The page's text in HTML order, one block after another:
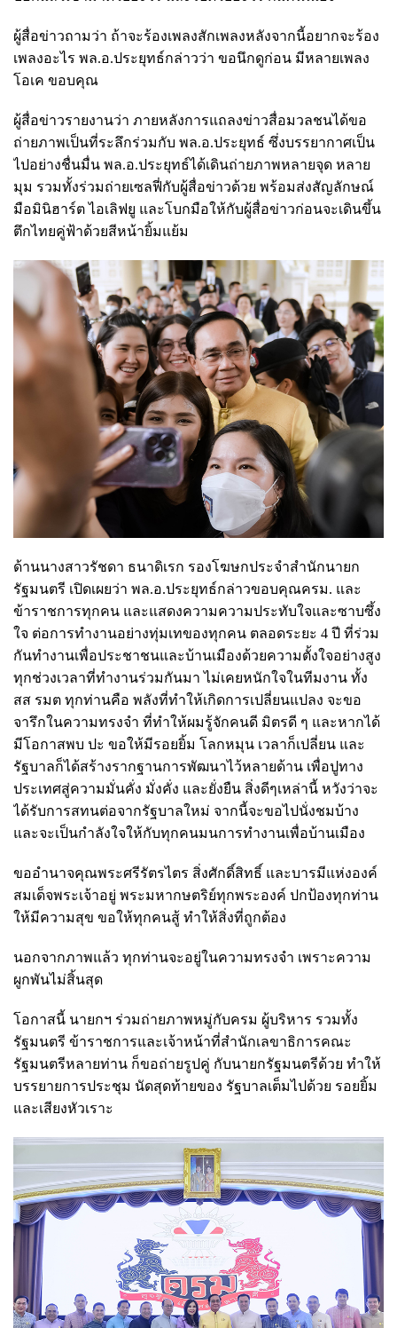
ผู้สื่อข่าวถามว่า ถ้าจะร้องเพลงสักเพลงหลังจากนี้อยากจะร้อง
เพลงอะไร พล.อ.ประยุทธ์กล่าวว่า ขอนึกดูก่อน มีหลายเพลง
โอเค ขอบคุณ
ผู้สื่อข่าวรายงานว่า ภายหลังการแถลงข่าวสื่อมวลชนได้ขอ
ถ่ายภาพเป็นที่ระลึกร่วมกับ พล.อ.ประยุทธ์ ซึ่งบรรยากาศเป็น
ไปอย่างชื่นมื่น พล.อ.ประยุทธ์ได้เดินถ่ายภาพหลายจุด หลาย
มุม รวมทั้งร่วมถ่ายเซลฟี่กับผู้สื่อข่าวด้วย พร้อมส่งสัญลักษณ์
มือมินิฮาร์ต ไอเลิฟยู และโบกมือให้กับผู้สื่อข่าวก่อนจะเดินขึ้น
ตึกไทยคู่ฟ้าด้วยสีหน้ายิ้มแย้ม
ด้านนางสาวรัชดา ธนาดิเรก รองโฆษกประจำสำนักนายก
รัฐมนตรี เปิดเผยว่า พล.อ.ประยุทธ์กล่าวขอบคุณครม. และ
ข้าราชการทุกคน และแสดงความความประทับใจและซาบซึ้ง
ใจ ต่อการทำงานอย่างทุ่มเทของทุกคน ตลอดระยะ 4 ปี ที่ร่วม
กันทำงานเพื่อประชาชนและบ้านเมืองด้วยความตั้งใจอย่างสูง
ทุกช่วงเวลาที่ทำงานร่วมกันมา ไม่เคยหนักใจในทีมงาน ทั้ง
สส รมต ทุกท่านคือ พลังที่ทำให้เกิดการเปลี่ยนแปลง จะขอ
จารึกในความทรงจำ ที่ทำให้ผมรู้จักคนดี มิตรดี ๆ และหากได้
มีโอกาสพบ ปะ ขอให้มีรอยยิ้ม โลกหมุน เวลาก็เปลี่ยน และ
รัฐบาลก็ได้สร้างรากฐานการพัฒนาไว้หลายด้าน เพื่อปูทาง
ประเทศสู่ความมั่นคั่ง มั่งคั่ง และยั่งยืน สิ่งดีๆเหล่านี้ หวังว่าจะ
ได้รับการสทนต่อจากรัฐบาลใหม่ จากนี้จะขอไปนั่งชมบ้าง
และจะเป็นกำลังใจให้กับทุกคนมนการทำงานเพื่อบ้านเมือง
ขออำนาจคุณพระศรีรัตรไตร สิ่งศักดิ์สิทธิ์ และบารมีแห่งองค์
สมเด็จพระเจ้าอยู่ พระมหากษตริย์ทุกพระองค์ ปกป้องทุกท่าน
ให้มีความสุข ขอให้ทุกคนสู้ ทำให้สิ่งที่ถูกต้อง
นอกจากภาพแล้ว ทุกท่านจะอยู่ในความทรงจำ เพราะความ
ผูกพันไม่สิ้นสุด
โอกาสนี้ นายกฯ ร่วมถ่ายภาพหมู่กับครม ผู้บริหาร รวมทั้ง
รัฐมนตรี ข้าราชการและเจ้าหน้าที่สำนักเลขาธิการคณะ
รัฐมนตรีหลายท่าน ก็ขอถ่ายรูปคู่ กับนายกรัฐมนตรีด้วย ทำให้
บรรยายการประชุม นัดสุดท้ายของ รัฐบาลเต็มไปด้วย รอยยิ้ม
และเสียงหัวเราะ